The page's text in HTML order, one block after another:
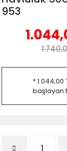
953
* 1.044,00
başlayan